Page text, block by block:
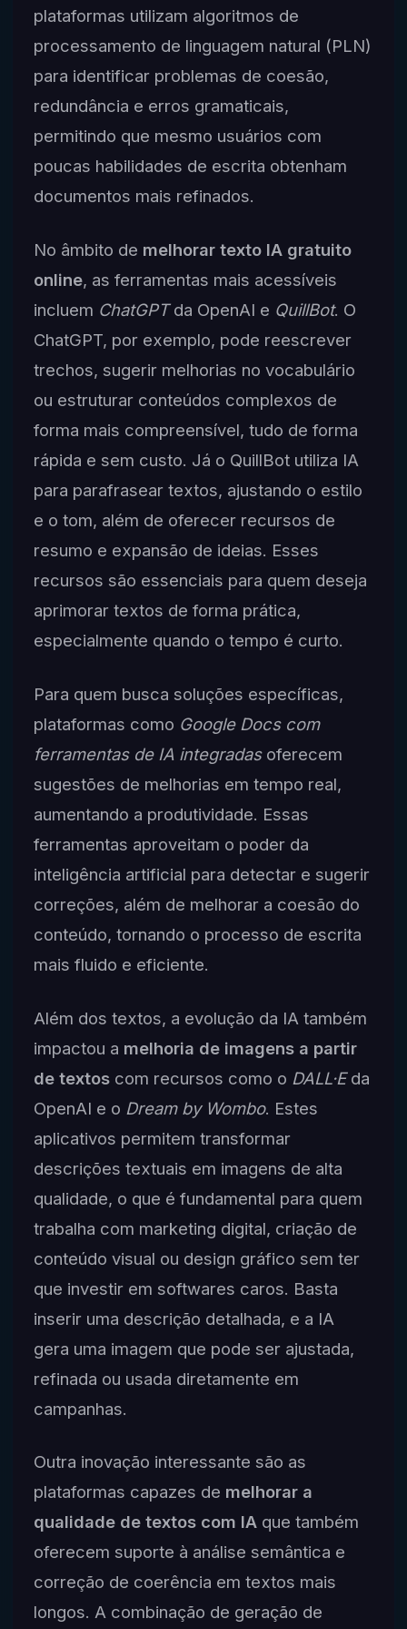
plataformas utilizam algoritmos de
processamento de linguagem natural (PLN)
para identificar problemas de coesão,
redundância e erros gramaticais,
permitindo que mesmo usuários com
poucas habilidades de escrita obtenham
documentos mais refinados.
No âmbito de melhorar texto IA gratuito
online, as ferramentas mais acessíveis
incluem ChatGPTda OpenAI e QuillBot. O
ChatGPT, por exemplo, pode reescrever
trechos, sugerir melhorias no vocabulário
ou estruturar conteúdos complexos de
forma mais compreensível, tudo de forma
rápida e sem custo. Já o QuillBot utiliza IA
para parafrasear textos, ajustando o estilo
e o tom, além de oferecer recursos de
resumo e expansão de ideias. Esses
recursos são essenciais para quem deseja
aprimorar textos de forma prática,
especialmente quando o tempo é curto.
Para quem busca soluções específicas,
plataformas como Google Docs com
ferramentas de IA integradasoferecem
sugestões de melhorias em tempo real,
aumentando a produtividade. Essas
ferramentas aproveitam o poder da
inteligência artificial para detectar e sugerir
correções, além de melhorar a coesão do
conteúdo, tornando o processo de escrita
mais fluido e eficiente.
Além dos textos, a evolução da IA também
impactou a melhoria de imagens a partir
de textoscom recursos como o DALL·Eda
OpenAI e o Dream by Wombo. Estes
aplicativos permitem transformar
descrições textuais em imagens de alta
qualidade, o que é fundamental para quem
trabalha com marketing digital, criação de
conteúdo visual ou design gráfico sem ter
que investir em softwares caros. Basta
inserir uma descrição detalhada, e a IA
gera uma imagem que pode ser ajustada,
refinada ou usada diretamente em
campanhas.
Outra inovação interessante são as
plataformas capazes de melhorar a
qualidade de textos com IAque também
oferecem suporte à análise semântica e
correção de coerência em textos mais
longos. A combinação de geração de